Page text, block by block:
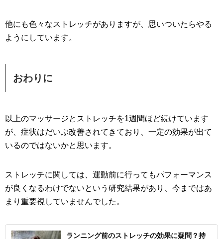
他にも色々なストレッチがありますが、思いついたらやる
ようにしています。
おわりに
以上のマッサージとストレッチを1週間ほど続けています
が、症状はだいぶ改善されてきており、一定の効果が出て
いるのではないかと思います。
ストレッチに関しては、運動前に行ってもパフォーマンス
が良くなるわけでないという研究結果があり、今まではあ
まり重要視していませんでした。
ランニング前のストレッチの効果に疑問？持